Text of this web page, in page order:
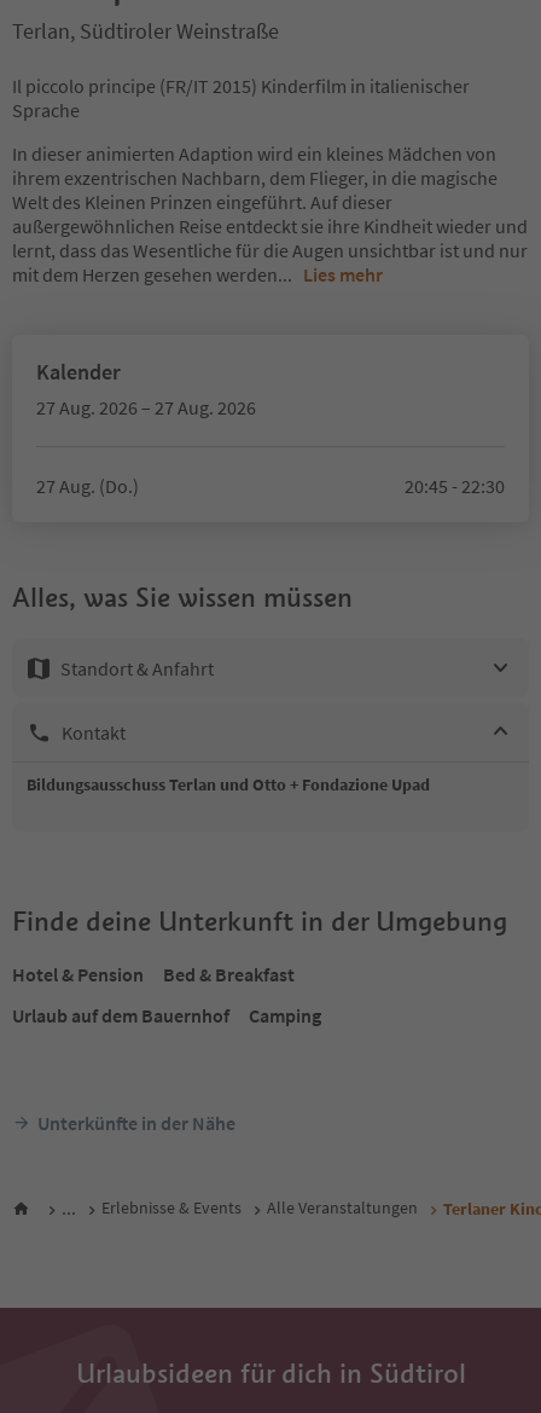
Terlan, Südtiroler Weinstraße
Il piccolo principe (FR/IT 2015) Kinderfilm in italienischer
Sprache
In dieser animierten Adaption wird ein kleines Mädchen von
ihrem exzentrischen Nachbarn, dem Flieger, in die magische
Welt des Kleinen Prinzen eingeführt. Auf dieser
außergewöhnlichen Reise entdeckt sie ihre Kindheit wieder und
lernt, dass das Wesentliche für die Augen unsichtbar ist und nur
mit dem Herzen gesehen werden... Lies mehr
Kalender
27 Aug. 2026 – 27 Aug. 2026
27 Aug. (Do.) 20:45 - 22:30
Alles, was Sie wissen müssen
Standort & Anfahrt
Kontakt
Bildungsausschuss Terlan und Otto + Fondazione Upad
Finde deine Unterkunft in der Umgebung
Hotel & Pension
Bed & Breakfast
Urlaub auf dem Bauernhof
Camping
Unterkünfte in der Nähe
... Erlebnisse & Events Alle Veranstaltungen Terlaner
Urlaubsideen für dich in Südtirol